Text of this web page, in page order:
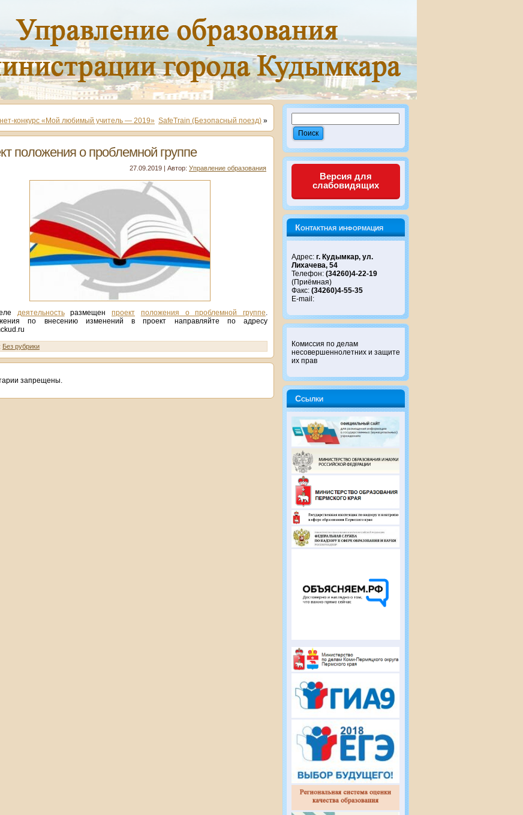
конкурс «Мой любимый учитель — 2019» SafeTrain (Безопасный поезд) »
положения о проблемной группе
27.09.2019 | Автор: Управление образования
деятельностьразмещен проект положения о проблемной группе
по внесению изменений в проект направляйте по адресу
Без рубрики
запрещены.
Версия для
слабовидящих
Контактная информация
Адрес: г. Кудымкар, ул.
Лихачева, 54
Телефон: (34260)4-22-19
(Приёмная)
Факс: (34260)4-55-35
E-mail:
Комиссия по делам
несовершеннолетних и защите
их прав
Ссылки